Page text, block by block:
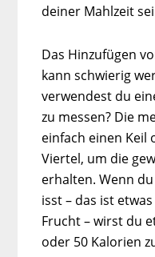
deiner Mahlzeit
Das Hinzufügen
kann schwierig
verwendest du
zu messen? Die
einfach einen Keil
Viertel, um die
erhalten. Wenn
isst – das ist
Frucht – wirst du
oder 50 Kalorien